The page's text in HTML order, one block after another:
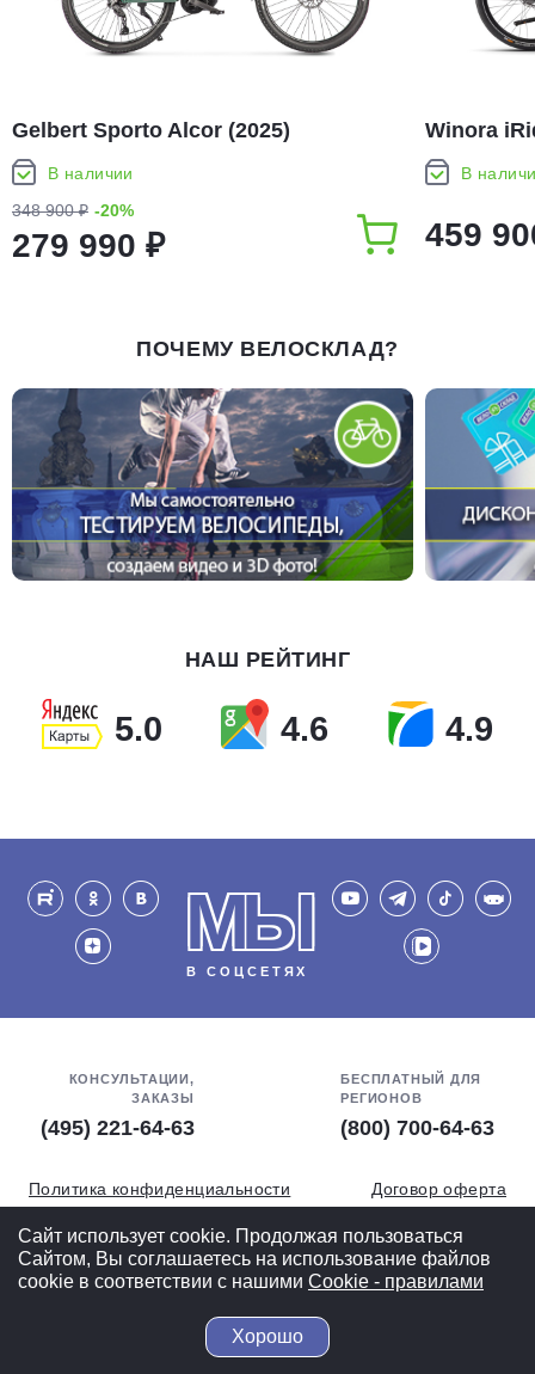
Gelbert Sporto Alcor (2025)
В наличии
348 900 ₽ -20%
279 990 ₽
Winora
В
459
ПОЧЕМУ ВЕЛОСКЛАД?
НАШ РЕЙТИНГ
5.0 4.6 4.9
МЫ
В СОЦСЕТЯХ
КОНСУЛЬТАЦИИ,
ЗАКАЗЫ
(495) 221-64-63
БЕСПЛАТНЫЙ ДЛЯ
РЕГИОНОВ
(800) 700-64-63
Политика конфиденциальности
Договор оферта
Обработка персональных данных
СОУТ
Полная версия
© 2004-2026 ВелоСклад.ру - более 20 лет радуем Вас!
Сайт использует cookie. Продолжая пользоваться
Сайтом, Вы соглашаетесь на использование файлов
cookie в соответствии с нашими Cookiе - правилами
Хорошо